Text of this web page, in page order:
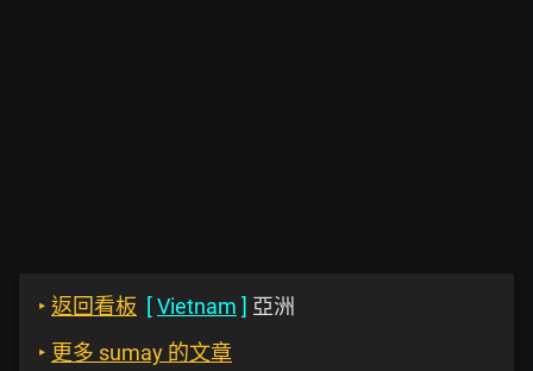
‣ 返回看板 [Vietnam ] 亞洲
‣ 更多 sumay 的文章